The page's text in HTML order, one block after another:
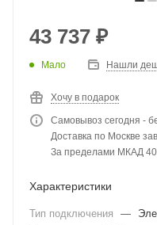
43 737 ₽
Мало Нашли
Хочу в подарок
Самовывоз сегодня -
Доставка по Москве
За пределами МКАД 40
Характеристики
Тип подключения —